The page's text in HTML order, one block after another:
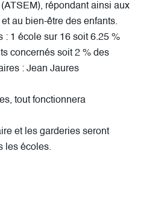
répondant ainsi aux
au bien-être des enfants.
: 1 école sur 16 soit 6.25 %
concernés soit 2 % des
: Jean Jaures
tout fonctionnera
et les garderies seront
les écoles.